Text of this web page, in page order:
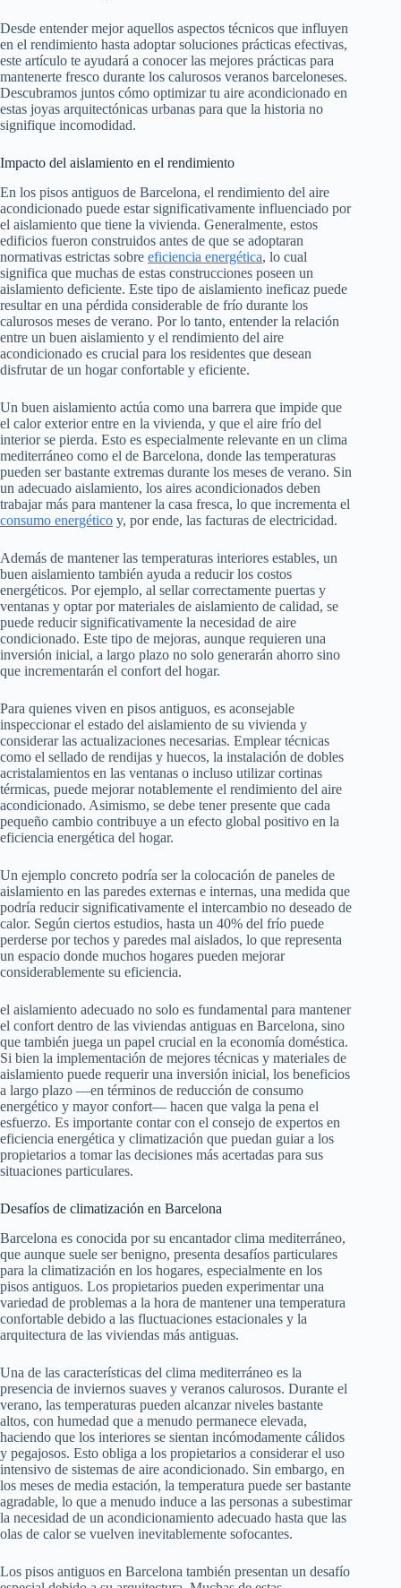
Desde entender mejor aquellos aspectos técnicos que influyen
en el rendimiento hasta adoptar soluciones prácticas efectivas,
este artículo te ayudará a conocer las mejores prácticas para
mantenerte fresco durante los calurosos veranos barceloneses.
Descubramos juntos cómo optimizar tu aire acondicionado en
estas joyas arquitectónicas urbanas para que la historia no
signifique incomodidad.
Impacto del aislamiento en el rendimiento
En los pisos antiguos de Barcelona, el rendimiento del aire
acondicionado puede estar significativamente influenciado por
el aislamiento que tiene la vivienda. Generalmente, estos
edificios fueron construidos antes de que se adoptaran
normativas estrictas sobre eficiencia energética, lo cual
significa que muchas de estas construcciones poseen un
aislamiento deficiente. Este tipo de aislamiento ineficaz puede
resultar en una pérdida considerable de frío durante los
calurosos meses de verano. Por lo tanto, entender la relación
entre un buen aislamiento y el rendimiento del aire
acondicionado es crucial para los residentes que desean
disfrutar de un hogar confortable y eficiente.
Un buen aislamiento actúa como una barrera que impide que
el calor exterior entre en la vivienda, y que el aire frío del
interior se pierda. Esto es especialmente relevante en un clima
mediterráneo como el de Barcelona, donde las temperaturas
pueden ser bastante extremas durante los meses de verano. Sin
un adecuado aislamiento, los aires acondicionados deben
trabajar más para mantener la casa fresca, lo que incrementa el
consumo energético y, por ende, las facturas de electricidad.
Además de mantener las temperaturas interiores estables, un
buen aislamiento también ayuda a reducir los costos
energéticos. Por ejemplo, al sellar correctamente puertas y
ventanas y optar por materiales de aislamiento de calidad, se
puede reducir significativamente la necesidad de aire
condicionado. Este tipo de mejoras, aunque requieren una
inversión inicial, a largo plazo no solo generarán ahorro sino
que incrementarán el confort del hogar.
Para quienes viven en pisos antiguos, es aconsejable
inspeccionar el estado del aislamiento de su vivienda y
considerar las actualizaciones necesarias. Emplear técnicas
como el sellado de rendijas y huecos, la instalación de dobles
acristalamientos en las ventanas o incluso utilizar cortinas
térmicas, puede mejorar notablemente el rendimiento del aire
acondicionado. Asimismo, se debe tener presente que cada
pequeño cambio contribuye a un efecto global positivo en la
eficiencia energética del hogar.
Un ejemplo concreto podría ser la colocación de paneles de
aislamiento en las paredes externas e internas, una medida que
podría reducir significativamente el intercambio no deseado de
calor. Según ciertos estudios, hasta un 40% del frío puede
perderse por techos y paredes mal aislados, lo que representa
un espacio donde muchos hogares pueden mejorar
considerablemente su eficiencia.
el aislamiento adecuado no solo es fundamental para mantener
el confort dentro de las viviendas antiguas en Barcelona, sino
que también juega un papel crucial en la economía doméstica.
Si bien la implementación de mejores técnicas y materiales de
aislamiento puede requerir una inversión inicial, los beneficios
a largo plazo —en términos de reducción de consumo
energético y mayor confort— hacen que valga la pena el
esfuerzo. Es importante contar con el consejo de expertos en
eficiencia energética y climatización que puedan guiar a los
propietarios a tomar las decisiones más acertadas para sus
situaciones particulares.
Desafíos de climatización en Barcelona
Barcelona es conocida por su encantador clima mediterráneo,
que aunque suele ser benigno, presenta desafíos particulares
para la climatización en los hogares, especialmente en los
pisos antiguos. Los propietarios pueden experimentar una
variedad de problemas a la hora de mantener una temperatura
confortable debido a las fluctuaciones estacionales y la
arquitectura de las viviendas más antiguas.
Una de las características del clima mediterráneo es la
presencia de inviernos suaves y veranos calurosos. Durante el
verano, las temperaturas pueden alcanzar niveles bastante
altos, con humedad que a menudo permanece elevada,
haciendo que los interiores se sientan incómodamente cálidos
y pegajosos. Esto obliga a los propietarios a considerar el uso
intensivo de sistemas de aire acondicionado. Sin embargo, en
los meses de media estación, la temperatura puede ser bastante
agradable, lo que a menudo induce a las personas a subestimar
la necesidad de un acondicionamiento adecuado hasta que las
olas de calor se vuelven inevitablemente sofocantes.
Los pisos antiguos en Barcelona también presentan un desafío